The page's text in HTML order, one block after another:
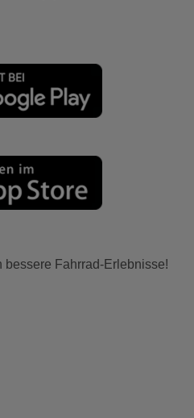
bessere Fahrrad-Erlebnisse!